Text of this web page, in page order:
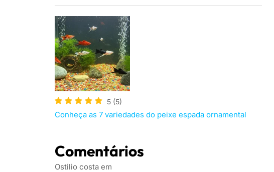
5 (5)
Conheça as 7 variedades do peixe espada ornamental
Comentários
Ostilio costa em